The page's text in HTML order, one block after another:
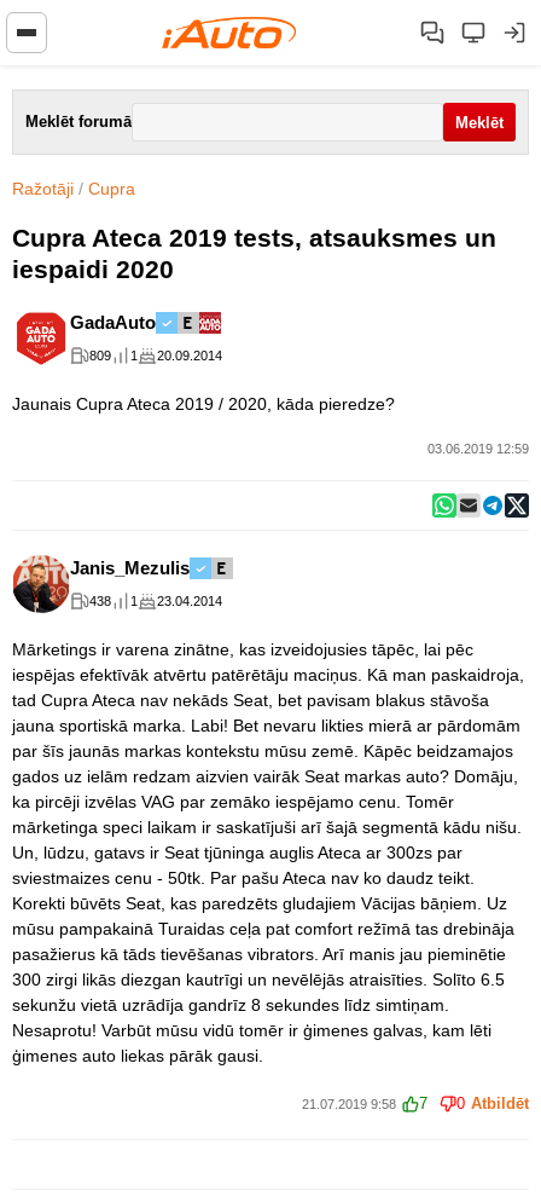
Meklēt forumā
Ražotāji / Cupra
Cupra Ateca 2019 tests, atsauksmes un
iespaidi 2020
GadaAuto
809 1 20.09.2014
Jaunais Cupra Ateca 2019 / 2020, kāda pieredze?
03.06.2019 12:59
Janis_Mezulis
438 1 23.04.2014
Mārketings ir varena zinātne, kas izveidojusies tāpēc, lai pēc
iespējas efektīvāk atvērtu patērētāju maciņus. Kā man paskaidroja,
tad Cupra Ateca nav nekāds Seat, bet pavisam blakus stāvoša
jauna sportiskā marka. Labi! Bet nevaru likties mierā ar pārdomām
par šīs jaunās markas kontekstu mūsu zemē. Kāpēc beidzamajos
gados uz ielām redzam aizvien vairāk Seat markas auto? Domāju,
ka pircēji izvēlas VAG par zemāko iespējamo cenu. Tomēr
mārketinga speci laikam ir saskatījuši arī šajā segmentā kādu nišu.
Un, lūdzu, gatavs ir Seat tjūninga auglis Ateca ar 300zs par
sviestmaizes cenu - 50tk. Par pašu Ateca nav ko daudz teikt.
Korekti būvēts Seat, kas paredzēts gludajiem Vācijas bāņiem. Uz
mūsu pampakainā Turaidas ceļa pat comfort režīmā tas drebināja
pasažierus kā tāds tievēšanas vibrators. Arī manis jau pieminētie
300 zirgi likās diezgan kautrīgi un nevēlējās atraisīties. Solīto 6.5
sekunžu vietā uzrādīja gandrīz 8 sekundes līdz simtiņam.
Nesaprotu! Varbūt mūsu vidū tomēr ir ģimenes galvas, kam lēti
ģimenes auto liekas pārāk gausi.
21.07.2019 9:58 7 0 Atbildēt